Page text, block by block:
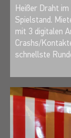
Heißer Draht
Spielstand.
mit 3 digitalen
Crashs/
schnellste